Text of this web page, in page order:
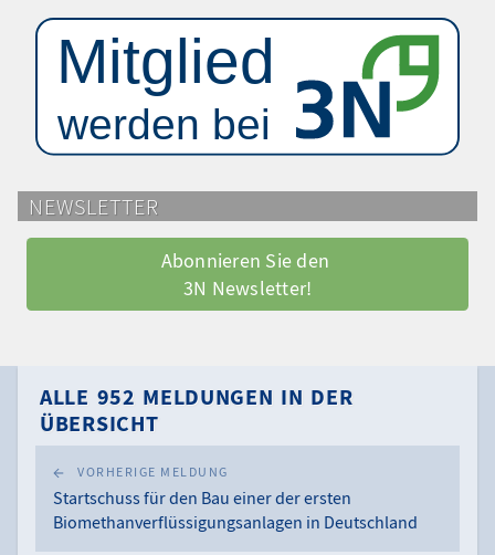
NEWSLETTER
Abonnieren Sie den
3N Newsletter!
ALLE 952 MELDUNGEN IN DER
ÜBERSICHT
VORHERIGE MELDUNG
Startschuss für den Bau einer der ersten
Biomethanverflüssigungsanlagen in Deutschland